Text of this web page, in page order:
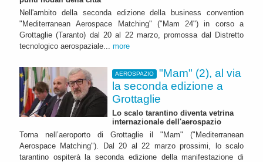
Nell'ambito della seconda edizione della business convention
"Mediterranean Aerospace Matching" ("Mam 24") in corso a
Grottaglie (Taranto) dal 20 al 22 marzo, promossa dal Distretto
tecnologico aerospaziale... more
AEROSPAZIO
"Mam" (2), al via
la seconda edizione a
Grottaglie
Lo scalo tarantino diventa vetrina
internazionale dell'aerospazio
Torna nell’aeroporto di Grottaglie il "Mam" ("Mediterranean
Aerospace Matching"). Dal 20 al 22 marzo prossimi, lo scalo
tarantino ospiterà la seconda edizione della manifestazione di